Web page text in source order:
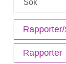
Rapporter